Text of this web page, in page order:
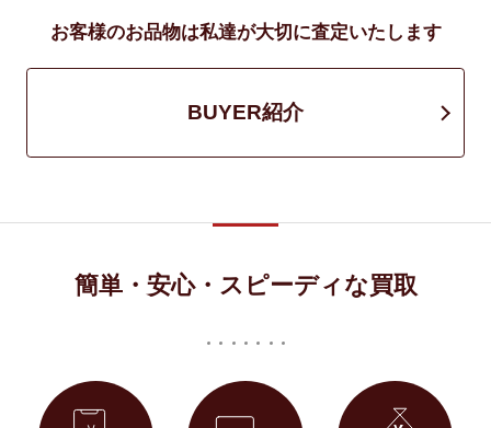
お客様のお品物は私達が大切に査定いたします
BUYER紹介
簡単・安心・スピーディな買取